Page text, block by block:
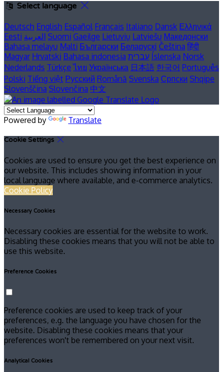
Select language
Deutsch English Español Français Italiano Dansk Ελληνικά
Eesti العربية Suomi Gaeilge Lietuvių Latviešu Македонски
Bahasa melayu Malti Български Беларускі Čeština हिंदी
Magyar Hrvatski Bahasa indonesia עברית Íslenska Norsk
Nederlands Türkçe ไทย Українська 日本語 한국어 Português
Polski Tiếng việt Русский Română Svenska Српски Shqipe
Slovenščina Slovenčina 中文
Powered by Translate
Cookie Settings
Cookies are used to ensure you get the best experience on
our website. This includes showing information in your
local language where available, and e-commerce analytics.
Cookie Policy
Necessary Cookies
Necessary cookies are essential for the website to work.
Disabling these cookies means that you will not be able to
use this website.
Preference Cookies
Preference cookies are used to keep track of your
preferences, e.g. the language you have chosen for the
website. Disabling these cookies means that your
preferences won't be remembered on your next visit.
Analytical Cookies